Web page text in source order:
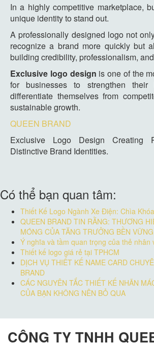
In a highly competitive marketplace,
unique identity to stand out.
A professionally designed logo not
recognize a brand more quickly but
building credibility, professionalism,
Exclusive logo design is one of the
for businesses to strengthen their
differentiate themselves from
sustainable growth.
QUEEN BRAND
Exclusive Logo Design Creating
Distinctive Brand Identities.
Có thể bạn quan tâm:
Thiết Kế Logo Ngành Xe Điện: Chìa
QUEEN BRAND TIN RẰNG: THƯƠNG
MÓNG CỦA TĂNG TRƯỞNG BỀN VỮNG
Ý nghĩa và tầm quan trọng của thẻ nhân
Thiết kế logo giá rẻ tại TPHCM
DỊCH VỤ THIẾT KẾ NAME CARD
BRAND
CÁC NGUYÊN TẮC THIẾT KẾ NHÃN
CỦA BẠN KHÔNG NÊN BỎ QUA
CÔNG TY TNHH